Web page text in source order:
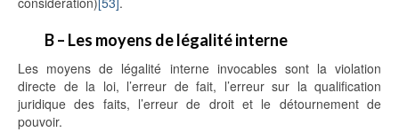
B – Les moyens de légalité interne
Les moyens de légalité interne invocables sont la violation
directe de la loi, l’erreur de fait, l’erreur sur la qualification
juridique des faits, l’erreur de droit et le détournement de
pouvoir.